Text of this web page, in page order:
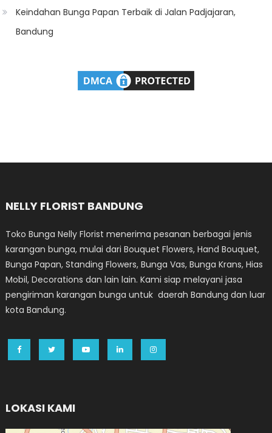
Keindahan Bunga Papan Terbaik di Jalan Padjajaran,
Bandung
NELLY FLORIST BANDUNG
Toko Bunga Nelly Florist menerima pesanan berbagai jenis
karangan bunga, mulai dari Bouquet Flowers, Hand Bouquet,
Bunga Papan, Standing Flowers, Bunga Vas, Bunga Krans, Hias
Mobil, Decorations dan lain lain. Kami siap melayani jasa
pengiriman karangan bunga untuk daerah Bandung dan luar
kota Bandung.
LOKASI KAMI